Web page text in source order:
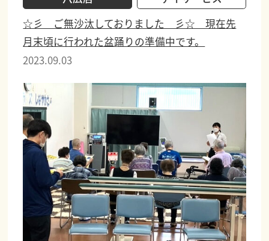
☆彡 ご無沙汰しておりました 彡☆ 現在先
月末頃に行われた盆踊りの準備中です。
2023.09.03